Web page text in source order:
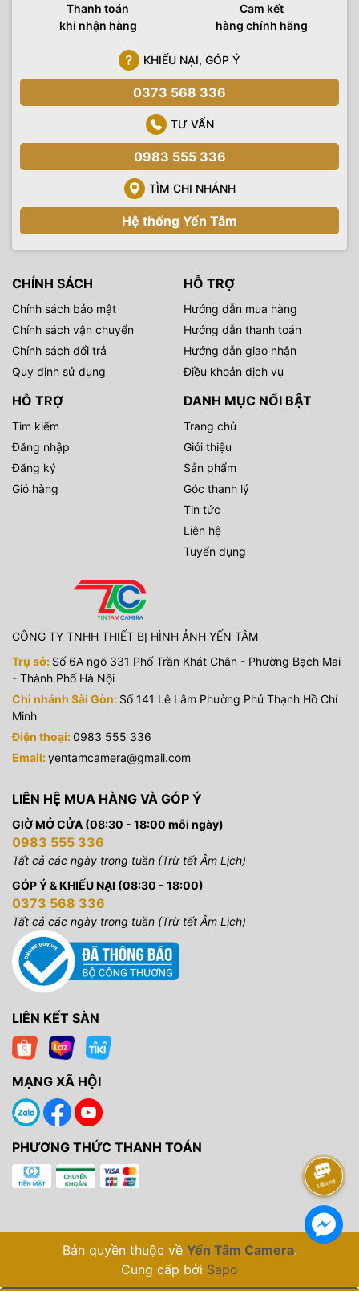
Thanh toán
khi nhận hàng
Cam kết
hàng chính hãng
KHIẾU NẠI, GÓP Ý
0373 568 336
TƯ VẤN
0983 555 336
TÌM CHI NHÁNH
Hệ thống Yến Tâm
CHÍNH SÁCH
Chính sách bảo mật
Chính sách vận chuyển
Chính sách đổi trả
Quy định sử dụng
HỖ TRỢ
Hướng dẫn mua hàng
Hướng dẫn thanh toán
Hướng dẫn giao nhận
Điều khoản dịch vụ
HỖ TRỢ
Tìm kiếm
Đăng nhập
Đăng ký
Giỏ hàng
DANH MỤC NỔI BẬT
Trang chủ
Giới thiệu
Sản phẩm
Góc thanh lý
Tin tức
Liên hệ
Tuyển dụng
CÔNG TY TNHH THIẾT BỊ HÌNH ẢNH YẾN TÂM
Trụ sở: Số 6A ngõ 331 Phố Trần Khát Chân - Phường Bạch Mai
- Thành Phố Hà Nội
Chi nhánh Sài Gòn: Số 141 Lê Lâm Phường Phú Thạnh Hồ Chí
Minh
Điện thoại:0983 555 336
Email:yentamcamera@gmail.com
LIÊN HỆ MUA HÀNG VÀ GÓP Ý
GIỜ MỞ CỬA (08:30 - 18:00 mỗi ngày)
0983 555 336
Tất cả các ngày trong tuần (Trừ tết Âm Lịch)
GÓP Ý & KHIẾU NẠI (08:30 - 18:00)
0373 568 336
Tất cả các ngày trong tuần (Trừ tết Âm Lịch)
LIÊN KẾT SÀN
MẠNG XÃ HỘI
PHƯƠNG THỨC THANH TOÁN
Bản quyền thuộc về Yến Tâm Camera.
Cung cấp bởi Sapo